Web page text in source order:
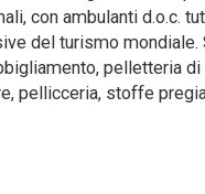
con ambulanti d.o.c.
del turismo
pelletteria
pellicceria, stoffe